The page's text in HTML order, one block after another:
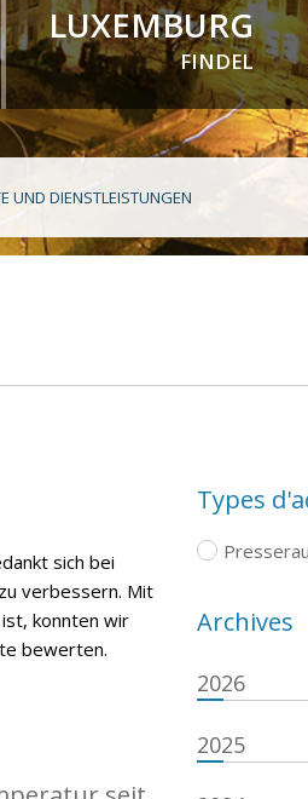
LUXEMBURG
FINDEL
UND DIENSTLEISTUNGEN
sich bei
verbessern. Mit
konnten wir
bewerten.
Types
Archives
2026
2025